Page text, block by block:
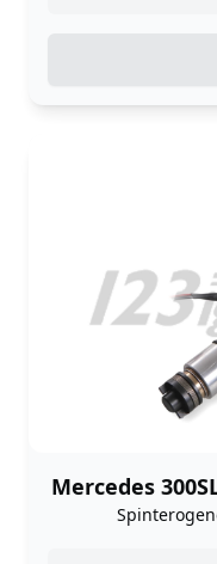
Mercedes